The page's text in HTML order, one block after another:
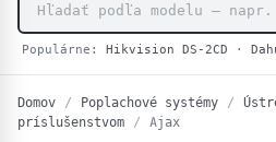
Populárne: Hikvision DS-2CD ·
Domov / Poplachové systémy /
príslušenstvom / Ajax